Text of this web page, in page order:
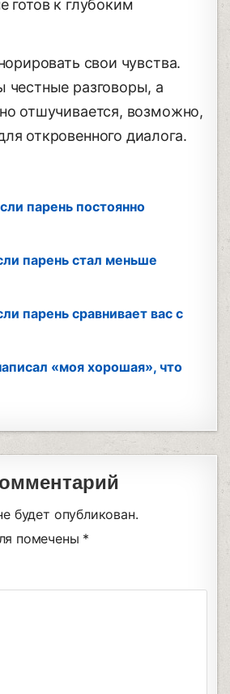
готов к глубоким
свои чувства.
честные разговоры, а
отшучивается, возможно,
откровенного диалога.
парень постоянно
парень стал меньше
парень сравнивает вас с
«моя хорошая», что
будет опубликован.
помечены *